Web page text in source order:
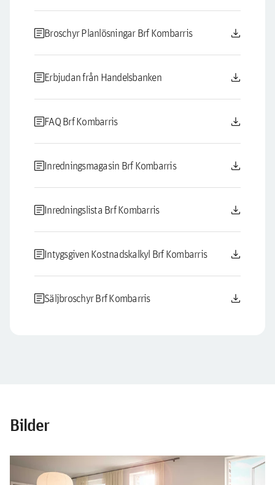
articleBroschyr Planlösningar Brf Kombarris download
articleErbjudan från Handelsbanken download
articleFAQ Brf Kombarris download
articleInredningsmagasin Brf Kombarris download
articleInredningslista Brf Kombarris download
articleIntygsgiven Kostnadskalkyl Brf Kombarris download
articleSäljbroschyr Brf Kombarris download
Bilder